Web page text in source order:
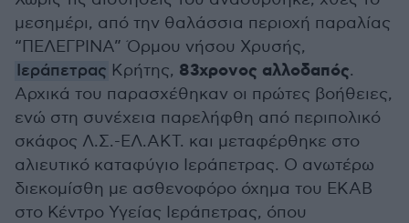
μεσημέρι, από την θαλάσσια περιοχή παραλίας
“ΠΕΛΕΓΡΙΝΑ” Όρμου νήσου Χρυσής,
Ιεράπετρας Κρήτης, 83χρονος αλλοδαπός.
Αρχικά του παρασχέθηκαν οι πρώτες βοήθειες,
ενώ στη συνέχεια παρελήφθη από περιπολικό
σκάφος Λ.Σ.-ΕΛ.ΑΚΤ. και μεταφέρθηκε στο
αλιευτικό καταφύγιο Ιεράπετρας. Ο ανωτέρω
διεκομίσθη με ασθενοφόρο όχημα του ΕΚΑΒ
στο Κέντρο Υγείας Ιεράπετρας, όπου